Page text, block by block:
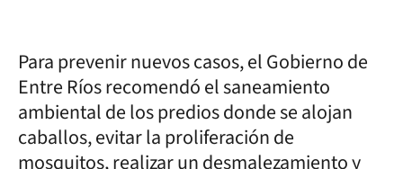
Para prevenir nuevos casos, el Gobierno de
Entre Ríos recomendó el saneamiento
ambiental de los predios donde se alojan
caballos, evitar la proliferación de
mosquitos, realizar un desmalezamiento y